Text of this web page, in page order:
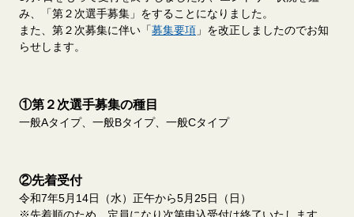
み、「第２次選手募集」をすることになりました。
また、第２次募集に伴い「募集要項」を改正しましたのでお知
らせします。
①第２次選手募集の種目
一般Aタイプ、一般Bタイプ、一般Cタイプ
②先着受付
令和7年5月14日（水）正午から5月25日（日）